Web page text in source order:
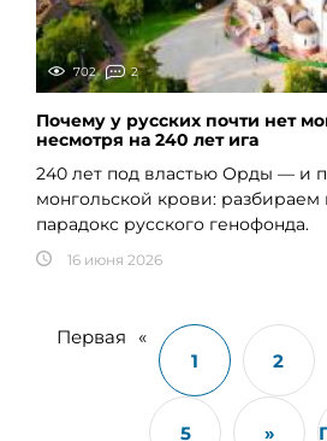
702 2
Почему у русских почти нет
несмотря на 240 лет ига
240 лет под властью Орды — и
монгольской крови: разбираем
парадокс русского генофонда.
16 июня 2026
Первая
«
1
2
5 »